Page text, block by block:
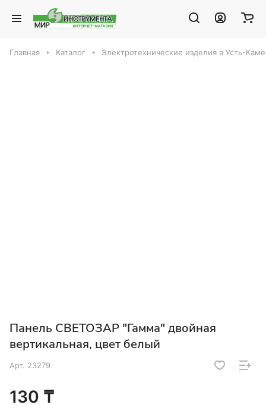
Главная Каталог Электротехнические изделия в Усть-
Панель СВЕТОЗАР "Гамма" двойная
вертикальная, цвет белый
Арт. 23279
130 ₸